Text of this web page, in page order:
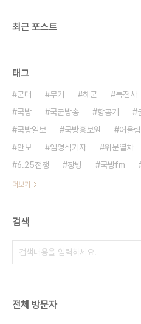
최근 포스트
태그
군대 무기 해군 특전사
국방
국군방송 항공기
국방일보
국방홍보원 어울림
안보
임영식기자 위문열차
6.25전쟁
장병 국방fm
더보기
검색
전체 방문자